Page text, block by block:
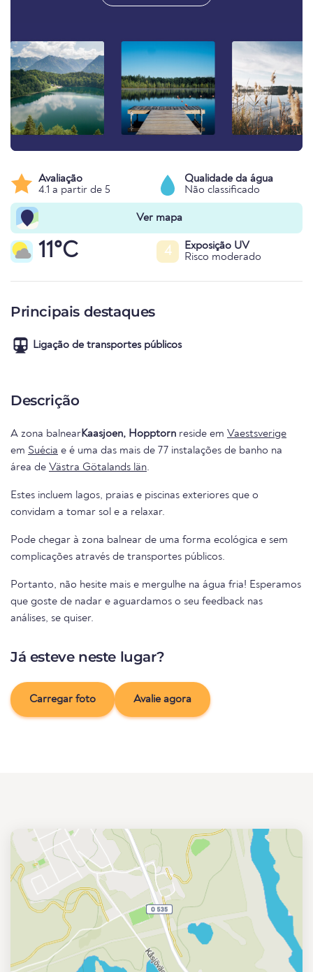
Avaliação
4.1 a partir de 5
Qualidade da água
Não classificado
Ver mapa
11°C 4
Exposição UV
Risco moderado
Principais destaques
Ligação de transportes públicos
Descrição
A zona balnearKaasjoen, Hopptorn reside em Vaestsverige
em Suécia e é uma das mais de 77 instalações de banho na
área de Västra Götalands län.
Estes incluem lagos, praias e piscinas exteriores que o
convidam a tomar sol e a relaxar.
Pode chegar à zona balnear de uma forma ecológica e sem
complicações através de transportes públicos.
Portanto, não hesite mais e mergulhe na água fria! Esperamos
que goste de nadar e aguardamos o seu feedback nas
análises, se quiser.
Já esteve neste lugar?
Carregar foto Avalie agora